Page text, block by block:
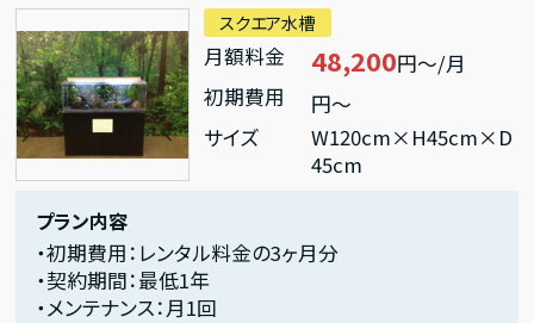
スクエア水槽
月額料金 48,200円～/月
初期費用
円～
サイズ
W120cm×H45cm×D
45cm
プラン内容
・初期費用：レンタル料金の3ヶ月分
・契約期間：最低1年
・メンテナンス：月1回